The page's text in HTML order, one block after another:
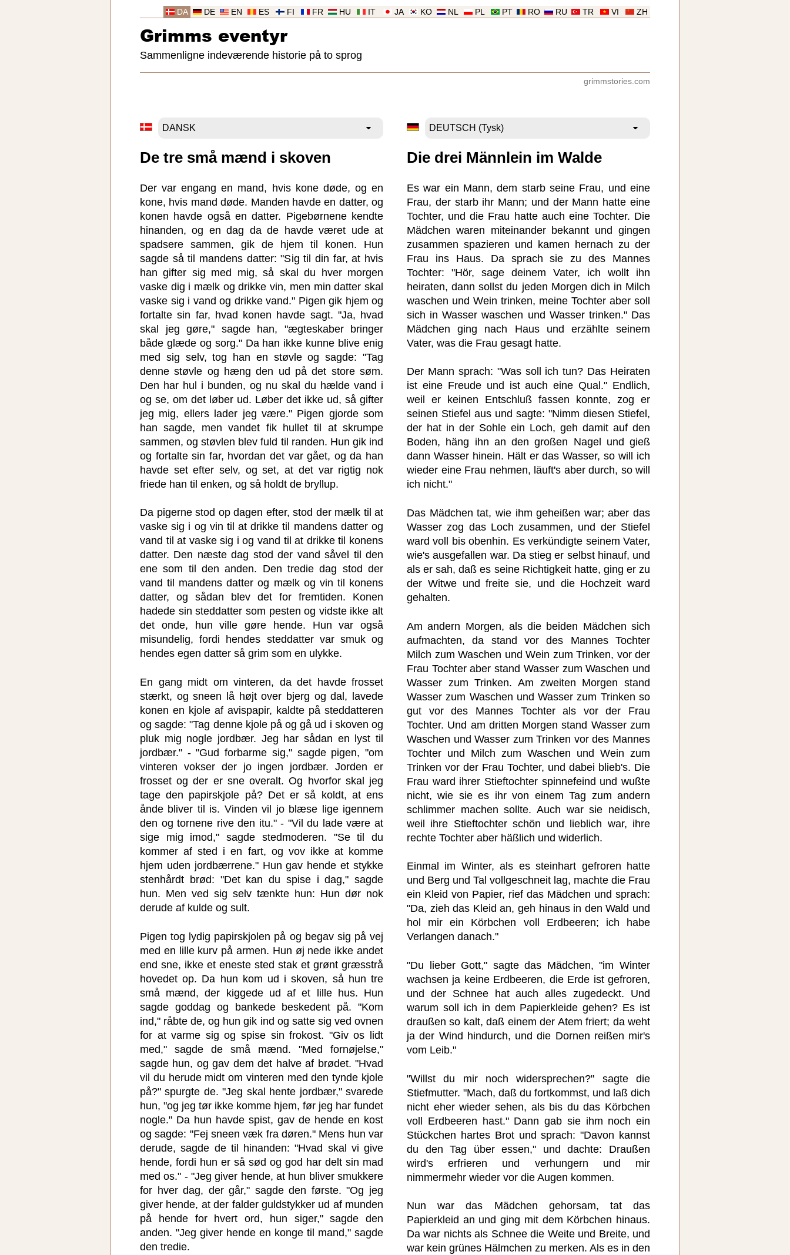
ZH
VI
TR
RU
RO
PT
PL
NL
KO
JA
IT
HU
FR
FI
ES
EN
DE
DA
Grimms eventyr
Sammenligne indeværende historie på to sprog
grimmstories.com
De tre små mænd i skoven Die drei Männlein im Walde
Der var engang en mand, hvis kone døde, og en
kone, hvis mand døde. Manden havde en datter, og
konen havde også en datter. Pigebørnene kendte
hinanden, og en dag da de havde været ude at
spadsere sammen, gik de hjem til konen. Hun
sagde så til mandens datter: "Sig til din far, at hvis
han gifter sig med mig, så skal du hver morgen
vaske dig i mælk og drikke vin, men min datter skal
vaske sig i vand og drikke vand." Pigen gik hjem og
fortalte sin far, hvad konen havde sagt. "Ja, hvad
skal jeg gøre," sagde han, "ægteskaber bringer
både glæde og sorg." Da han ikke kunne blive enig
med sig selv, tog han en støvle og sagde: "Tag
denne støvle og hæng den ud på det store søm.
Den har hul i bunden, og nu skal du hælde vand i
og se, om det løber ud. Løber det ikke ud, så gifter
jeg mig, ellers lader jeg være." Pigen gjorde som
han sagde, men vandet fik hullet til at skrumpe
sammen, og støvlen blev fuld til randen. Hun gik ind
og fortalte sin far, hvordan det var gået, og da han
havde set efter selv, og set, at det var rigtig nok
friede han til enken, og så holdt de bryllup.
Da pigerne stod op dagen efter, stod der mælk til at
vaske sig i og vin til at drikke til mandens datter og
vand til at vaske sig i og vand til at drikke til konens
datter. Den næste dag stod der vand såvel til den
ene som til den anden. Den tredie dag stod der
vand til mandens datter og mælk og vin til konens
datter, og sådan blev det for fremtiden. Konen
hadede sin steddatter som pesten og vidste ikke alt
det onde, hun ville gøre hende. Hun var også
misundelig, fordi hendes steddatter var smuk og
hendes egen datter så grim som en ulykke.
En gang midt om vinteren, da det havde frosset
stærkt, og sneen lå højt over bjerg og dal, lavede
konen en kjole af avispapir, kaldte på steddatteren
og sagde: "Tag denne kjole på og gå ud i skoven og
pluk mig nogle jordbær. Jeg har sådan en lyst til
jordbær." - "Gud forbarme sig," sagde pigen, "om
vinteren vokser der jo ingen jordbær. Jorden er
frosset og der er sne overalt. Og hvorfor skal jeg
tage den papirskjole på? Det er så koldt, at ens
ånde bliver til is. Vinden vil jo blæse lige igennem
den og tornene rive den itu." - "Vil du lade være at
sige mig imod," sagde stedmoderen. "Se til du
kommer af sted i en fart, og vov ikke at komme
hjem uden jordbærrene." Hun gav hende et stykke
stenhårdt brød: "Det kan du spise i dag," sagde
hun. Men ved sig selv tænkte hun: Hun dør nok
derude af kulde og sult.
Pigen tog lydig papirskjolen på og begav sig på vej
med en lille kurv på armen. Hun øj nede ikke andet
end sne, ikke et eneste sted stak et grønt græsstrå
hovedet op. Da hun kom ud i skoven, så hun tre
små mænd, der kiggede ud af et lille hus. Hun
sagde goddag og bankede beskedent på. "Kom
ind," råbte de, og hun gik ind og satte sig ved ovnen
for at varme sig og spise sin frokost. "Giv os lidt
med," sagde de små mænd. "Med fornøjelse,"
sagde hun, og gav dem det halve af brødet. "Hvad
vil du herude midt om vinteren med den tynde kjole
på?" spurgte de. "Jeg skal hente jordbær," svarede
hun, "og jeg tør ikke komme hjem, før jeg har fundet
nogle." Da hun havde spist, gav de hende en kost
og sagde: "Fej sneen væk fra døren." Mens hun var
derude, sagde de til hinanden: "Hvad skal vi give
hende, fordi hun er så sød og god har delt sin mad
med os." - "Jeg giver hende, at hun bliver smukkere
for hver dag, der går," sagde den første. "Og jeg
giver hende, at der falder guldstykker ud af munden
på hende for hvert ord, hun siger," sagde den
anden. "Jeg giver hende en konge til mand," sagde
den tredie.
Es war ein Mann, dem starb seine Frau, und eine
Frau, der starb ihr Mann; und der Mann hatte eine
Tochter, und die Frau hatte auch eine Tochter. Die
Mädchen waren miteinander bekannt und gingen
zusammen spazieren und kamen hernach zu der
Frau ins Haus. Da sprach sie zu des Mannes
Tochter: "Hör, sage deinem Vater, ich wollt ihn
heiraten, dann sollst du jeden Morgen dich in Milch
waschen und Wein trinken, meine Tochter aber soll
sich in Wasser waschen und Wasser trinken." Das
Mädchen ging nach Haus und erzählte seinem
Vater, was die Frau gesagt hatte.
Der Mann sprach: "Was soll ich tun? Das Heiraten
ist eine Freude und ist auch eine Qual." Endlich,
weil er keinen Entschluß fassen konnte, zog er
seinen Stiefel aus und sagte: "Nimm diesen Stiefel,
der hat in der Sohle ein Loch, geh damit auf den
Boden, häng ihn an den großen Nagel und gieß
dann Wasser hinein. Hält er das Wasser, so will ich
wieder eine Frau nehmen, läuft's aber durch, so will
ich nicht."
Das Mädchen tat, wie ihm geheißen war; aber das
Wasser zog das Loch zusammen, und der Stiefel
ward voll bis obenhin. Es verkündigte seinem Vater,
wie's ausgefallen war. Da stieg er selbst hinauf, und
als er sah, daß es seine Richtigkeit hatte, ging er zu
der Witwe und freite sie, und die Hochzeit ward
gehalten.
Am andern Morgen, als die beiden Mädchen sich
aufmachten, da stand vor des Mannes Tochter
Milch zum Waschen und Wein zum Trinken, vor der
Frau Tochter aber stand Wasser zum Waschen und
Wasser zum Trinken. Am zweiten Morgen stand
Wasser zum Waschen und Wasser zum Trinken so
gut vor des Mannes Tochter als vor der Frau
Tochter. Und am dritten Morgen stand Wasser zum
Waschen und Wasser zum Trinken vor des Mannes
Tochter und Milch zum Waschen und Wein zum
Trinken vor der Frau Tochter, und dabei blieb's. Die
Frau ward ihrer Stieftochter spinnefeind und wußte
nicht, wie sie es ihr von einem Tag zum andern
schlimmer machen sollte. Auch war sie neidisch,
weil ihre Stieftochter schön und lieblich war, ihre
rechte Tochter aber häßlich und widerlich.
Einmal im Winter, als es steinhart gefroren hatte
und Berg und Tal vollgeschneit lag, machte die Frau
ein Kleid von Papier, rief das Mädchen und sprach:
"Da, zieh das Kleid an, geh hinaus in den Wald und
hol mir ein Körbchen voll Erdbeeren; ich habe
Verlangen danach."
"Du lieber Gott," sagte das Mädchen, "im Winter
wachsen ja keine Erdbeeren, die Erde ist gefroren,
und der Schnee hat auch alles zugedeckt. Und
warum soll ich in dem Papierkleide gehen? Es ist
draußen so kalt, daß einem der Atem friert; da weht
ja der Wind hindurch, und die Dornen reißen mir's
vom Leib."
"Willst du mir noch widersprechen?" sagte die
Stiefmutter. "Mach, daß du fortkommst, und laß dich
nicht eher wieder sehen, als bis du das Körbchen
voll Erdbeeren hast." Dann gab sie ihm noch ein
Stückchen hartes Brot und sprach: "Davon kannst
du den Tag über essen," und dachte: Draußen
wird's erfrieren und verhungern und mir
nimmermehr wieder vor die Augen kommen.
Nun war das Mädchen gehorsam, tat das
Papierkleid an und ging mit dem Körbchen hinaus.
Da war nichts als Schnee die Weite und Breite, und
war kein grünes Hälmchen zu merken. Als es in den